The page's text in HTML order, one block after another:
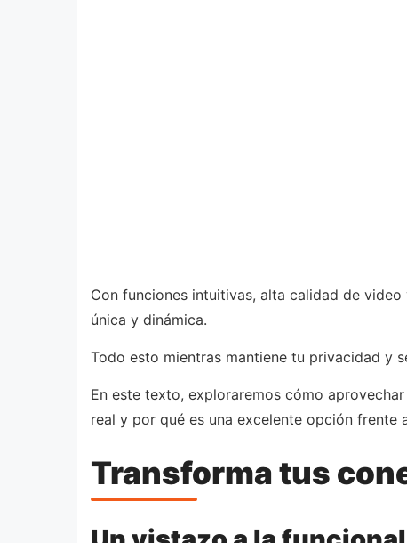
Con funciones intuitivas, alta calidad de
única y dinámica.
Todo esto mientras mantiene tu privacidad y
En este texto, exploraremos cómo
real y por qué es una excelente opción frente
Transforma tus